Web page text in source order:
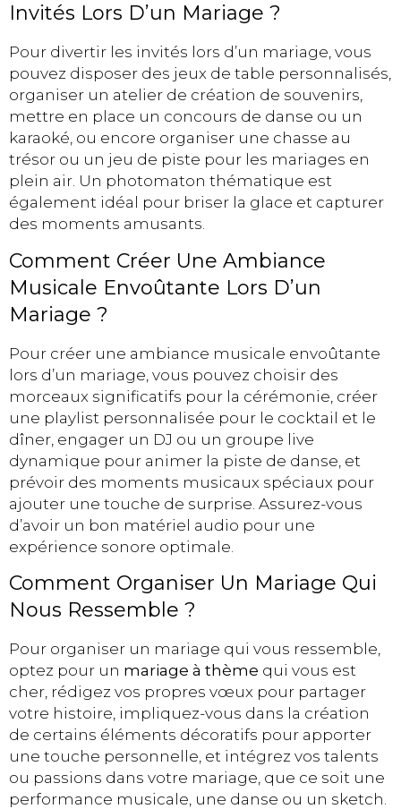
Invités Lors D’un Mariage ?
Pour divertir les invités lors d’un mariage, vous
pouvez disposer des jeux de table personnalisés,
organiser un atelier de création de souvenirs,
mettre en place un concours de danse ou un
karaoké, ou encore organiser une chasse au
trésor ou un jeu de piste pour les mariages en
plein air. Un photomaton thématique est
également idéal pour briser la glace et capturer
des moments amusants.
Comment Créer Une Ambiance
Musicale Envoûtante Lors D’un
Mariage ?
Pour créer une ambiance musicale envoûtante
lors d’un mariage, vous pouvez choisir des
morceaux significatifs pour la cérémonie, créer
une playlist personnalisée pour le cocktail et le
dîner, engager un DJ ou un groupe live
dynamique pour animer la piste de danse, et
prévoir des moments musicaux spéciaux pour
ajouter une touche de surprise. Assurez-vous
d’avoir un bon matériel audio pour une
expérience sonore optimale.
Comment Organiser Un Mariage Qui
Nous Ressemble ?
Pour organiser un mariage qui vous ressemble,
optez pour un mariage à thème qui vous est
cher, rédigez vos propres vœux pour partager
votre histoire, impliquez-vous dans la création
de certains éléments décoratifs pour apporter
une touche personnelle, et intégrez vos talents
ou passions dans votre mariage, que ce soit une
performance musicale, une danse ou un sketch.